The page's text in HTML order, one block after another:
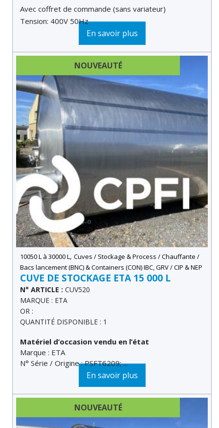
En savoir plus
Avec coffret de commande (sans variateur)
Tension: 400V 50Hz
NOUVEAUTÉ
10050 L à 30000 L , Cuves / Stockage & Process / Chauffante /
Bacs lancement (BNC) & Containers (CON) IBC, GRV / CIP & NEP
CUVE DE STOCKAGE ETA 15 000 L
N° ARTICLE : CUV520
MARQUE : ETA
OR :
QUANTITÉ DISPONIBLE : 1
En savoir plus
Matériel d’occasion vendu en l’état
Marque : ETA
N° Série / Origine : PSFT6209; ...
NOUVEAUTÉ